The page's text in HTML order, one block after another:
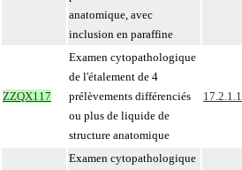
anatomique, avec
inclusion en paraffine
ZZQX117
Examen cytopathologique
de l'étalement de 4
prélèvements différenciés
ou plus de liquide de
structure anatomique
17.2.1.1
Examen cytopathologique